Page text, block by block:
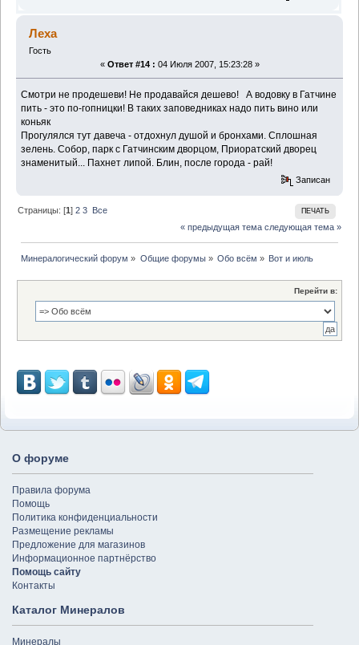
Леха
Гость
« Ответ #14 : 04 Июля 2007, 15:23:28 »
Смотри не продешеви! Не продавайся дешево!
А водовку в Гатчине
пить - это по-гопницки! В таких заповедниках надо пить вино или
коньяк
Прогулялся тут давеча - отдохнул душой и бронхами. Сплошная
зелень. Собор, парк с Гатчинским дворцом, Приоратский дворец
знаменитый... Пахнет липой. Блин, после города - рай!
Записан
ПЕЧАТЬ
Страницы: [1]2 3 Все
« предыдущая тема следующая тема »
Минералогический форум » Общие форумы» Обо всём » Вот и июль
Перейти в:
О форуме
Правила форума
Помощь
Политика конфиденциальности
Размещение рекламы
Предложение для магазинов
Информационное партнёрство
Помощь сайту
Контакты
Каталог Минералов
Минералы